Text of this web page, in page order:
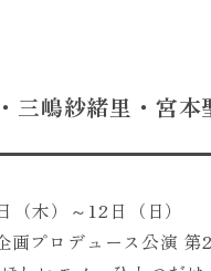
三嶋紗緒里・宮
木）～12日（日）
プロデュース公演 第